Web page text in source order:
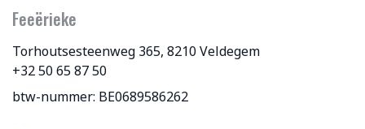
Feeërieke
Torhoutsesteenweg 365, 8210 Veldegem
+32 50 65 87 50
btw-nummer: BE0689586262